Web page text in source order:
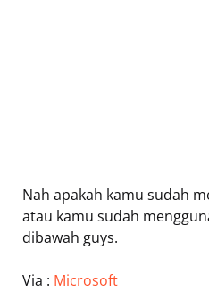
Nah apakah kamu sudah
atau kamu sudah
dibawah guys.
Via : Microsoft